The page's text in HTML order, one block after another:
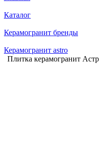
Каталог
Керамогранит бренды
Керамогранит astro
Плитка керамогранит